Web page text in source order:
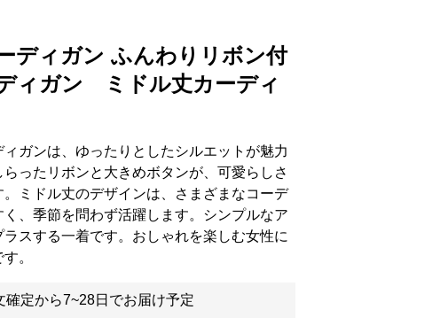
ディガン ふんわりリボン付
ィガン ミドル丈カーディ
ガンは、ゆったりとしたシルエットが魅力
ったリボンと大きめボタンが、可愛らしさ
ミドル丈のデザインは、さまざまなコーデ
く、季節を問わず活躍します。シンプルなア
スする一着です。おしゃれを楽しむ女性に
。
確定から7~28日でお届け予定